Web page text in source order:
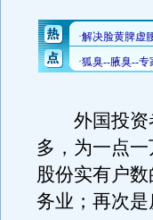
外国投资者
多，为一点
股份实有户
务业；再次是